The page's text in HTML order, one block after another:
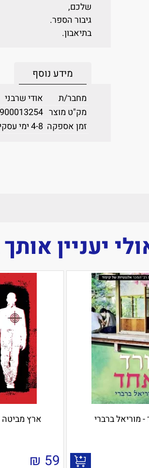
שלכם,
גיבור הספר.
בתיאבון.
מידע נוסף
מחבר/ת
אודי שרבני
מק"ט מוצר
זמן אספקה 4-8 ימי עסקים
יעניין
מוריאל ברברי ארץ
59
₪